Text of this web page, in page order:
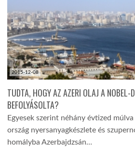
2015-12-08
TUDTA, HOGY AZ AZERI OLAJ A NOBEL-
BEFOLYÁSOLTA?
Egyesek szerint néhány évtized
ország nyersanyagkészlete és
homályba Azerbajdzsán…